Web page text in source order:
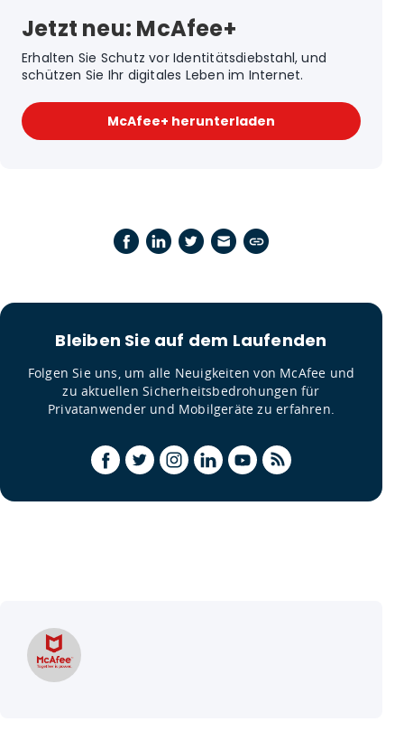
Jetzt neu: McAfee+
Erhalten Sie Schutz vor Identitätsdiebstahl, und
schützen Sie Ihr digitales Leben im Internet.
McAfee+ herunterladen
Bleiben Sie auf dem Laufenden
Folgen Sie uns, um alle Neuigkeiten von McAfee und
zu aktuellen Sicherheitsbedrohungen für
Privatanwender und Mobilgeräte zu erfahren.